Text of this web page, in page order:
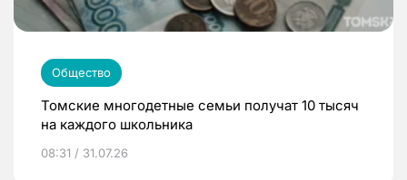
Общество
Томские многодетные семьи получат 10 тысяч
на каждого школьника
08:31 / 31.07.26